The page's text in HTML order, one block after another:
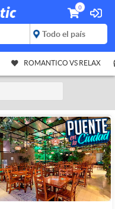
0
ROMANTICO VS RELAX